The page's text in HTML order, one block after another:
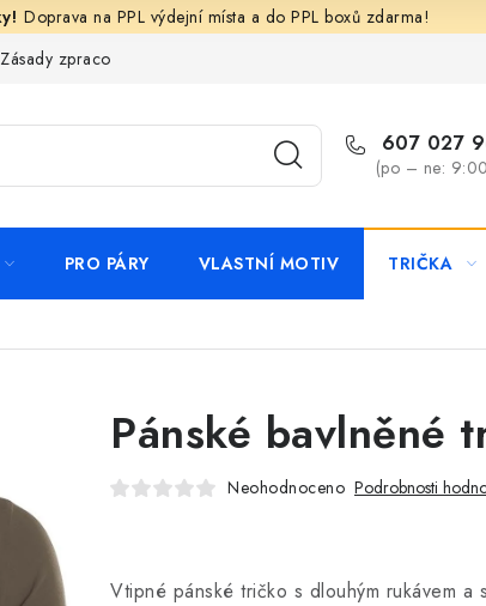
Doprava na PPL výdejní místa a do PPL boxů zdarma!
Zásady zpracování ochrany osobních údajů
607 027
(po – ne:
PRO PÁRY VLASTNÍ MOTIV TRIČKA
Pánské bavlněné
Neohodnoceno Podrobnosti
Vtipné pánské tričko s dlouhým rukávem a